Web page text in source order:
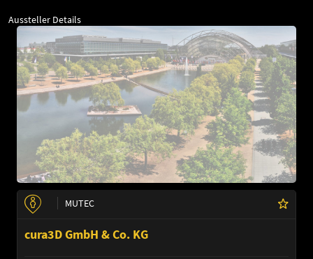
Aussteller Details
MUTEC
cura3D GmbH & Co. KG